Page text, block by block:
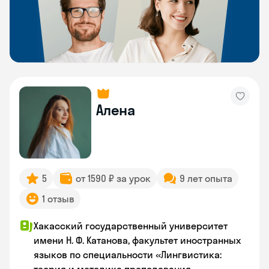
Алена
5 от 1590 ₽ за урок
9 лет опыта
1 отзыв
Хакасский государственный университет
имени Н. Ф. Катанова, факультет иностранных
языков по специальности «Лингвистика: